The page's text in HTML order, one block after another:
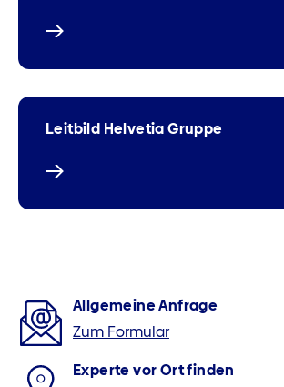
Leitbild Helvetia Gruppe
Allgemeine Anfrage
Zum Formular
Experte vor Ort finden